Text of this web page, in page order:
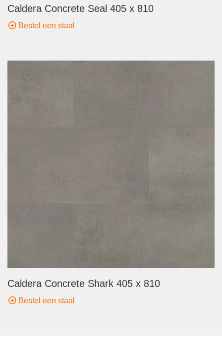
Caldera Concrete Seal 405 x 810
Bestel een staal
Caldera Concrete Shark 405 x 810
Bestel een staal